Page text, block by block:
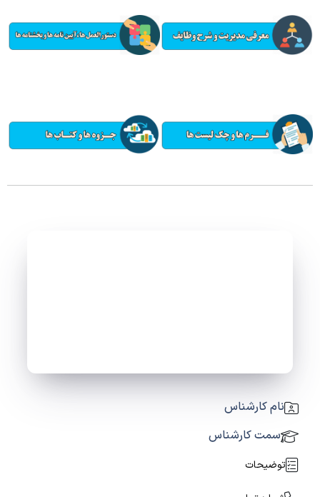
واحد بیماران خاص
آمار و فناوری اطلاعات سلامت
مدیر طب سنتی و مکمل ها
واحد اعتبار بخشی مراکز درمانی
واحد امور دندانپزشکان
واحد گردشگری سلامت
امور فرهنگی
سیدالشهدا(ع)
رازی
نام کارشناس
سمت کارشناس
توضیحات